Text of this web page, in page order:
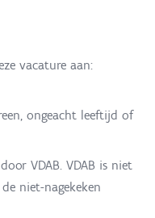
vacature aan:
ongeacht leeftijd of
VDAB. VDAB is niet
niet-nagekeken